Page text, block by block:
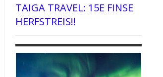
TAIGA TRAVEL: 15E FINSE
HERFSTREIS!!